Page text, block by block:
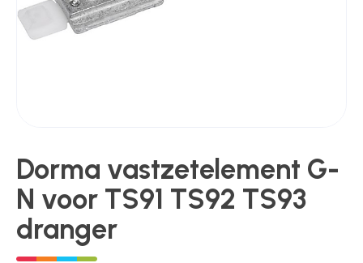
Poortonderdelen
Toegangscontrole
Toegangsverlening
Dorma vastzetelement G-
N voor TS91 TS92 TS93
dranger